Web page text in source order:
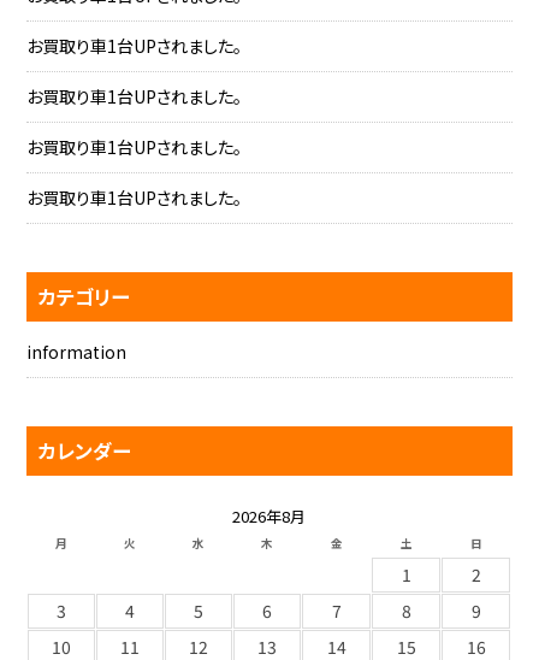
お買取り車1台UPされました。
お買取り車1台UPされました。
お買取り車1台UPされました。
お買取り車1台UPされました。
カテゴリー
information
カレンダー
2026年8月
月 火 水 木 金 土 日
1
2
3
4 5 6 7 8
9
10
11 12 13 14 15
16